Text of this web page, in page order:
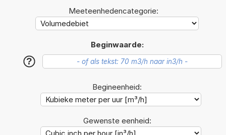
Meeteenhedencategorie:
Beginwaarde:
?
Begineenheid:
Gewenste eenheid: